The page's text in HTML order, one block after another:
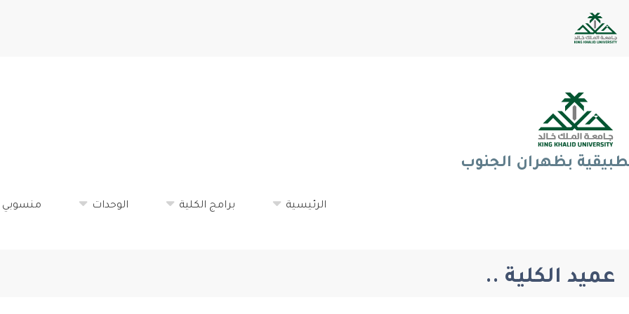
بظهران الجنوب
الرئيسية برامج الكلية الوحدات منسوبي
عميد الكلية ..